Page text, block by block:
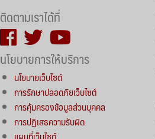
ติดตามเราได้ที่
นโยบายการให้บริการ
นโยบายเว็บไซต์
การรักษาปลอดภัยเว็บไซต์
การคุ้มครองข้อมูลส่วนบุคคล
การปฏิเสธความรับผิด